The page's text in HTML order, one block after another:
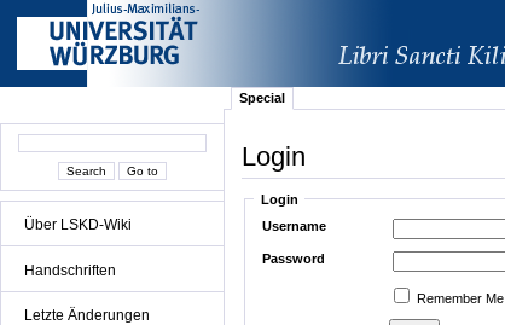
Über LSKD-Wiki
Handschriften
Letzte Änderungen
Special
Login
Login
Username
Password
Remember Me